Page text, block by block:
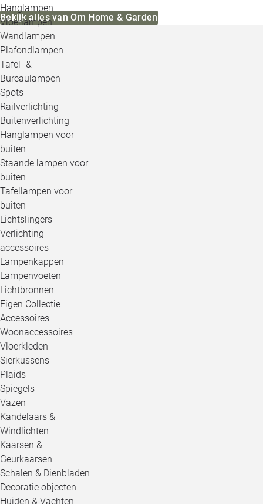
Hanglampen
Vloerlampen
Wandlampen
Plafondlampen
Tafel- &
Bureaulampen
Spots
Railverlichting
Buitenverlichting
Hanglampen voor
buiten
Staande lampen voor
buiten
Tafellampen voor
buiten
Lichtslingers
Verlichting
accessoires
Lampenkappen
Lampenvoeten
Lichtbronnen
Eigen Collectie
Accessoires
Woonaccessoires
Vloerkleden
Sierkussens
Plaids
Spiegels
Vazen
Kandelaars &
Windlichten
Kaarsen &
Geurkaarsen
Schalen & Dienbladen
Decoratie objecten
Huiden & Vachten
Bekijk alles van Om Home & Garden